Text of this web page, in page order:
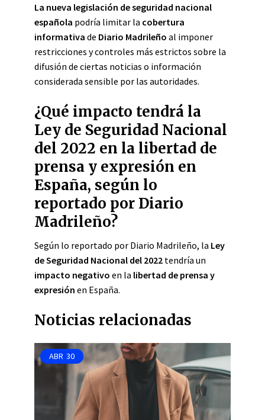
La nueva legislación de seguridad nacional
española podría limitar la cobertura
informativa de Diario Madrileño al imponer
restricciones y controles más estrictos sobre la
difusión de ciertas noticias o información
considerada sensible por las autoridades.
¿Qué impacto tendrá la
Ley de Seguridad Nacional
del 2022 en la libertad de
prensa y expresión en
España, según lo
reportado por Diario
Madrileño?
Según lo reportado por Diario Madrileño, la Ley
de Seguridad Nacional del 2022 tendría un
impacto negativo en la libertad de prensa y
expresión en España.
Noticias relacionadas
ABR 30